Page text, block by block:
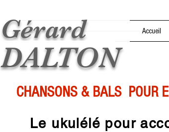
Gérard
DALTON
Accueil
CHANSONS & BALS POUR
Le ukulélé pour